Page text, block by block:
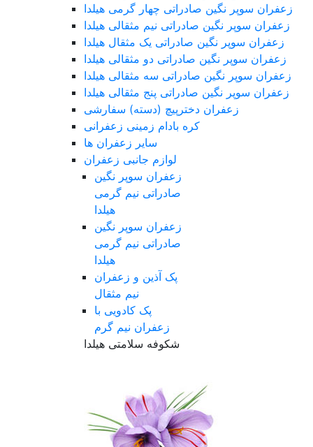
زعفران سوپر نگین صادراتی چهار گرمی هیلدا
زعفران سوپر نگین صادراتی نیم مثقالی هیلدا
زعفران سوپر نگین صادراتی یک مثقال هیلدا
زعفران سوپر نگین صادراتی دو مثقالی هیلدا
زعفران سوپر نگین صادراتی سه مثقالی هیلدا
زعفران سوپر نگین صادراتی پنج مثقالی هیلدا
زعفران دخترپیچ (دسته) سفارشی
کره بادام زمینی زعفرانی
سایر زعفران ها
لوازم جانبی زعفران
زعفران سوپر نگین
صادراتی نیم گرمی
هیلدا
زعفران سوپر نگین
صادراتی نیم گرمی
هیلدا
پک آذین و زعفران
نیم مثقال
پک کادویی با
زعفران نیم گرم
شکوفه سلامتی هیلدا